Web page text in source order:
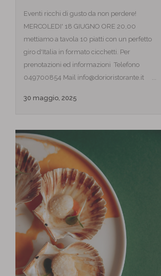
Eventi ricchi di gusto da non perdere!
MERCOLEDI' 18 GIUGNO ORE 20,00
mettiamo a tavola 10 piatti con un perfetto
giro d'Italia in formato cicchetti. Per
prenotazioni ed informazioni Telefono
049700854 Mail info@dorioristorante.it ...
30 maggio, 2025